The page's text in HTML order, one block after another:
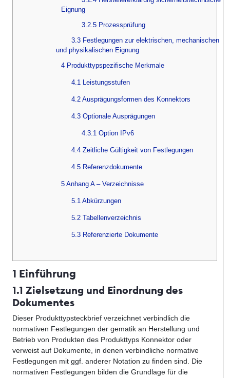
Eignung
3.2.5 Prozessprüfung
3.3 Festlegungen zur elektrischen, mechanischen
und physikalischen Eignung
4 Produkttypspezifische Merkmale
4.1 Leistungsstufen
4.2 Ausprägungsformen des Konnektors
4.3 Optionale Ausprägungen
4.3.1 Option IPv6
4.4 Zeitliche Gültigkeit von Festlegungen
4.5 Referenzdokumente
5 Anhang A – Verzeichnisse
5.1 Abkürzungen
5.2 Tabellenverzeichnis
5.3 Referenzierte Dokumente
1 Einführung
1.1 Zielsetzung und Einordnung des
Dokumentes
Dieser Produkttypsteckbrief verzeichnet verbindlich die
normativen Festlegungen der gematik an Herstellung und
Betrieb von Produkten des Produkttyps Konnektor oder
verweist auf Dokumente, in denen verbindliche normative
Festlegungen mit ggf. anderer Notation zu finden sind. Die
normativen Festlegungen bilden die Grundlage für die